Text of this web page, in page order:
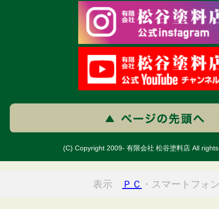
(C) Copyright 2009- 有限会社 松谷塗料店 All
表示 ＰＣ ・スマートフォ